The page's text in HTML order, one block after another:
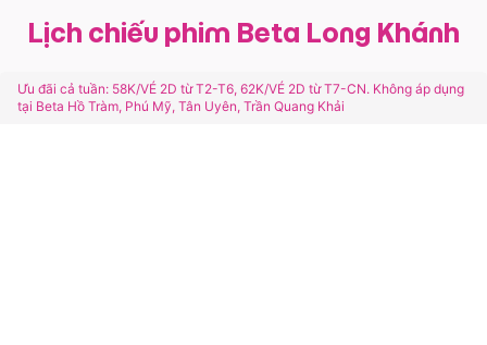
Lịch chiếu phim Beta Long Khánh
Ưu đãi cả tuần: 58K/VÉ 2D từ T2-T6, 62K/VÉ 2D từ T7-CN. Không áp dụng
tại Beta Hồ Tràm, Phú Mỹ, Tân Uyên, Trần Quang Khải